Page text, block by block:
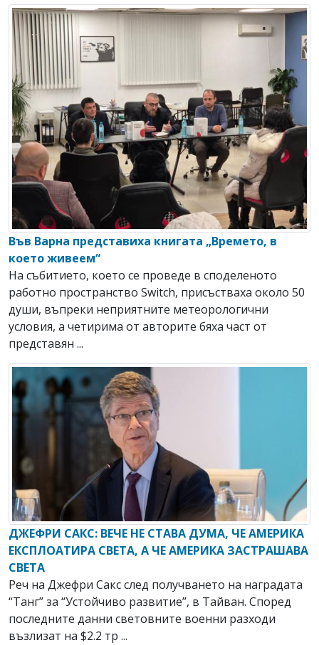
Във Варна представиха книгата „Времето, в
което живеем“
На събитието, което се проведе в споделеното
работно пространство Switch, присъстваха около 50
души, въпреки неприятните метеорологични
условия, а четирима от авторите бяха част от
представян ...
ДЖЕФРИ САКС: ВЕЧЕ НЕ СТАВА ДУМА, ЧЕ АМЕРИКА
ЕКСПЛОАТИРА СВЕТА, А ЧЕ АМЕРИКА ЗАСТРАШАВА
СВЕТА
Реч на Джефри Сакс след получването на наградата
“Танг” за “Устойчиво развитие”, в Тайван. Според
последните данни световните военни разходи
възлизат на $2.2 тр ...